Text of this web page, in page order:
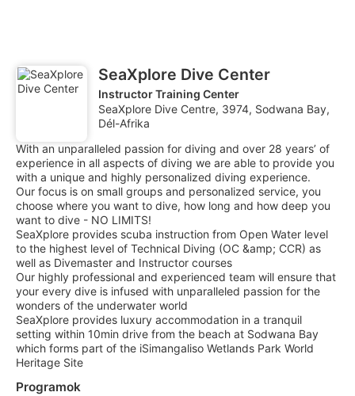
SeaXplore Dive Center
Instructor Training Center
SeaXplore Dive Centre, 3974, Sodwana Bay,
Dél-Afrika
With an unparalleled passion for diving and over 28 years’ of
experience in all aspects of diving we are able to provide you
with a unique and highly personalized diving experience.
Our focus is on small groups and personalized service, you
choose where you want to dive, how long and how deep you
want to dive - NO LIMITS!
SeaXplore provides scuba instruction from Open Water level
to the highest level of Technical Diving (OC &amp; CCR) as
well as Divemaster and Instructor courses
Our highly professional and experienced team will ensure that
your every dive is infused with unparalleled passion for the
wonders of the underwater world
SeaXplore provides luxury accommodation in a tranquil
setting within 10min drive from the beach at Sodwana Bay
which forms part of the iSimangaliso Wetlands Park World
Heritage Site
Programok